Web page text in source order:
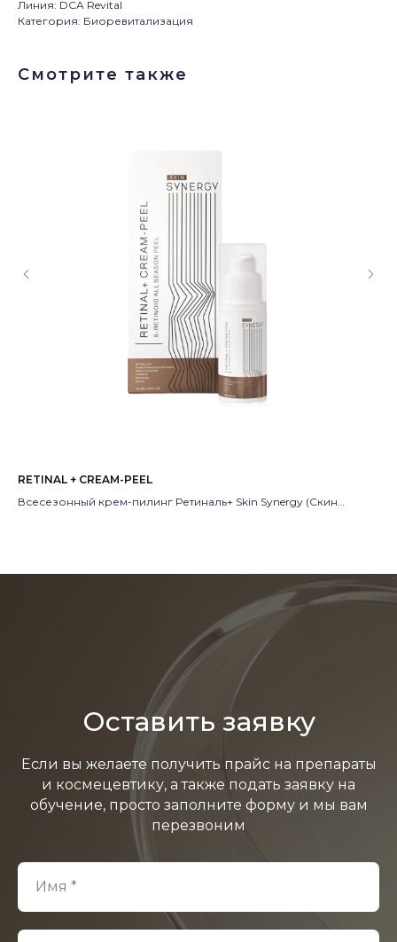
Линия: DCA Revital
Категория: Биоревитализация
Смотрите также
RETINAL + CREAM-PEEL
Всесезонный крем-пилинг Ретиналь+ Skin Synergy (Скин
Оставить заявку
Если вы желаете получить прайс на препараты
и космецевтику, а также подать заявку на
обучение, просто заполните форму и мы вам
перезвоним
Имя *